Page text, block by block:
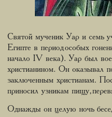
Святой мученик Уар и семь
Египте в период особых
начало IV века). Уар был
христианином. Он оказывал
заключенным христианам.
приносил узникам пищу,
Однажды он целую ночь